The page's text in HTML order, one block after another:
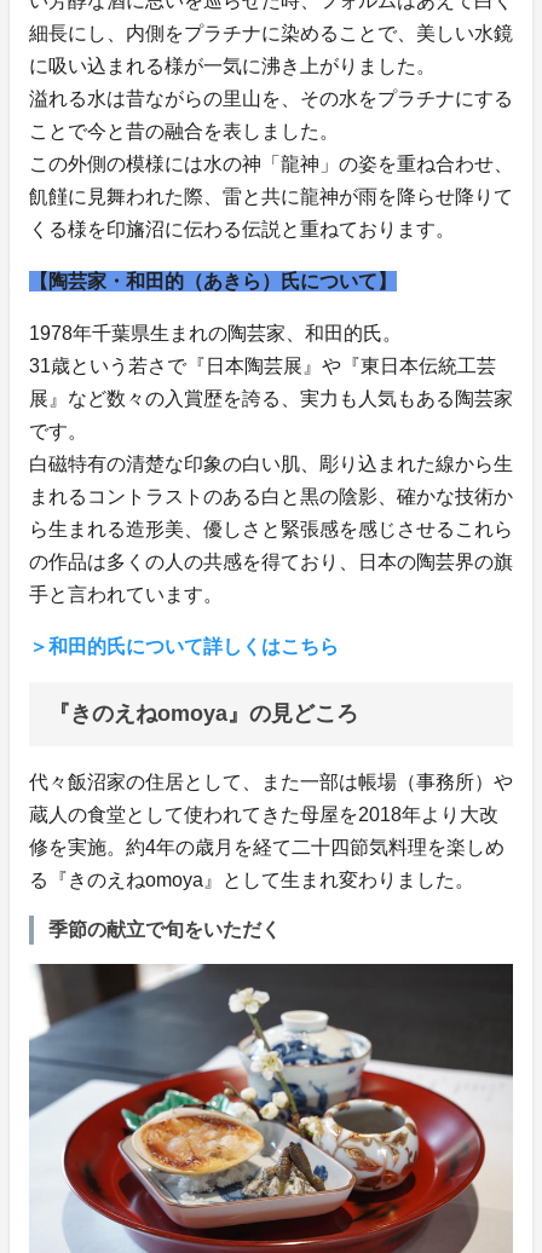
細長にし、内側をプラチナに染めることで、美しい水鏡
に吸い込まれる様が一気に沸き上がりました。
溢れる水は昔ながらの里山を、その水をプラチナにする
ことで今と昔の融合を表しました。
この外側の模様には水の神「龍神」の姿を重ね合わせ、
飢饉に見舞われた際、雷と共に龍神が雨を降らせ降りて
くる様を印旛沼に伝わる伝説と重ねております。
【陶芸家・和田的（あきら）氏について】
1978年千葉県生まれの陶芸家、和田的氏。
31歳という若さで『日本陶芸展』や『東日本伝統工芸
展』など数々の入賞歴を誇る、実力も人気もある陶芸家
です。
白磁特有の清楚な印象の白い肌、彫り込まれた線から生
まれるコントラストのある白と黒の陰影、確かな技術か
ら生まれる造形美、優しさと緊張感を感じさせるこれら
の作品は多くの人の共感を得ており、日本の陶芸界の旗
手と言われています。
＞和田的氏について詳しくはこちら
『きのえねomoya』の見どころ
代々飯沼家の住居として、また一部は帳場（事務所）や
蔵人の食堂として使われてきた母屋を2018年より大改
修を実施。約4年の歳月を経て二十四節気料理を楽しめ
る『きのえねomoya』として生まれ変わりました。
季節の献立で旬をいただく